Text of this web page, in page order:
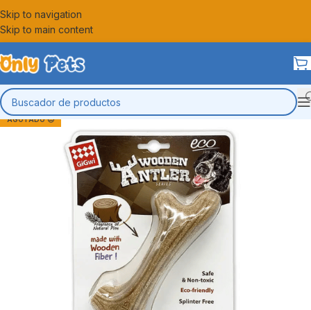
Skip to navigation
Skip to main content
AGOTADO 😔